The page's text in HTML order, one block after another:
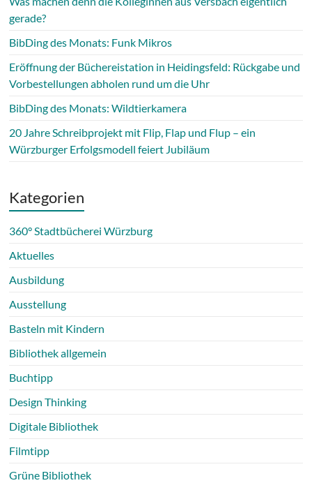
gerade?
BibDing des Monats: Funk Mikros
Eröffnung der Büchereistation in Heidingsfeld: Rückgabe und
Vorbestellungen abholen rund um die Uhr
BibDing des Monats: Wildtierkamera
20 Jahre Schreibprojekt mit Flip, Flap und Flup – ein
Würzburger Erfolgsmodell feiert Jubiläum
Kategorien
360° Stadtbücherei Würzburg
Aktuelles
Ausbildung
Ausstellung
Basteln mit Kindern
Bibliothek allgemein
Buchtipp
Design Thinking
Digitale Bibliothek
Filmtipp
Grüne Bibliothek